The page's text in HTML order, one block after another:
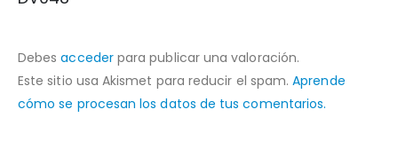
Debesaccederpara publicar una valoración.
Este sitio usa Akismet para reducir el spam.Aprende
cómo se procesan los datos de tus comentarios.